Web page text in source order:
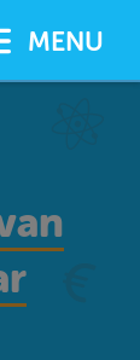
MENU